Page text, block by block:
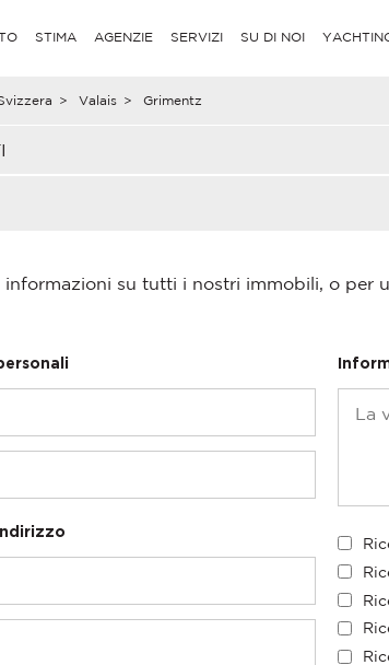
STIMA AGENZIE SERVIZI SU DI NOI
> Valais > Grimentz
informazioni su tutti i nostri immobili, o per